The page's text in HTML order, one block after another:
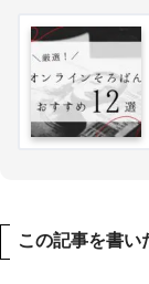
この記事を書い